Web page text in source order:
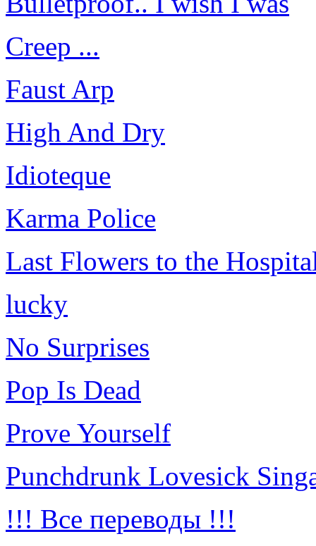
Creep ...
Faust Arp
High And Dry
Idioteque
Karma Police
Last Flowers to the
lucky
No Surprises
Pop Is Dead
Prove Yourself
Punchdrunk Lovesick
!!! Все переводы !!!